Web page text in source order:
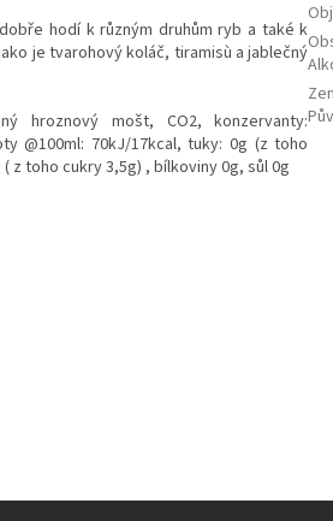
hodí k různým druhům ryb a také k
je tvarohový koláč, tiramisù a jablečný
hroznový mošt, CO2, konzervanty:
@100ml: 70kJ/17kcal, tuky: 0g (z toho
z toho cukry 3,5g) , bílkoviny 0g, sůl 0g